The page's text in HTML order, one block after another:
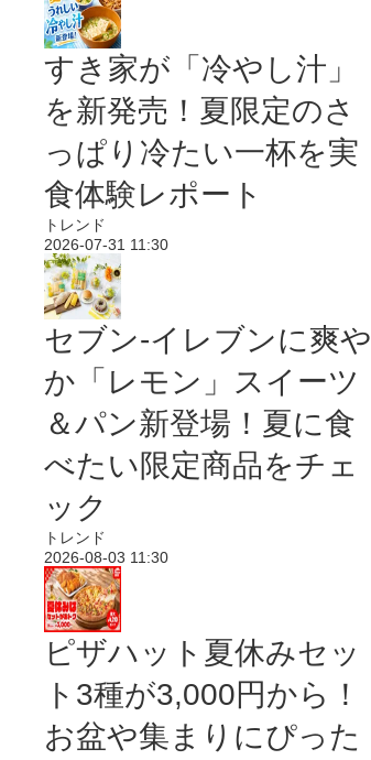
すき家が「冷やし汁」
を新発売！夏限定のさ
っぱり冷たい一杯を実
食体験レポート
トレンド
2026-07-31 11:30
セブン‐イレブンに爽や
か「レモン」スイーツ
＆パン新登場！夏に食
べたい限定商品をチェ
ック
トレンド
2026-08-03 11:30
ピザハット夏休みセッ
ト3種が3,000円から！
お盆や集まりにぴった